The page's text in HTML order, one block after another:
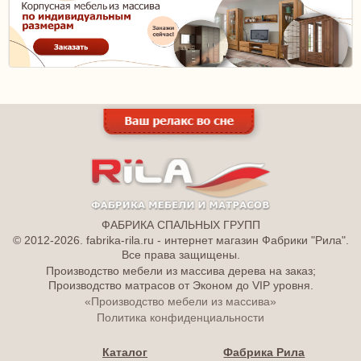
ФАБРИКА СПАЛЬНЫХ ГРУПП
© 2012-2026. fabrika-rila.ru - интернет магазин Фабрики "Рила".
Все права защищены.
Производство мебели из массива дерева на заказ;
Производство матрасов от Эконом до VIP уровня.
«Производство мебели из массива»
Политика конфиденциальности
Каталог Фабрика Рила